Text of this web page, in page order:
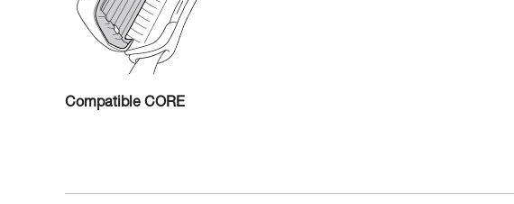
Compatible CORE